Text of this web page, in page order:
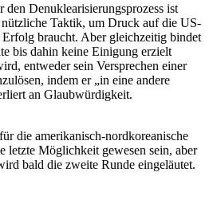
Denuklearisierungsprozess ist
Taktik, um Druck auf die US-
Erfolg braucht. Aber gleichzeitig bindet
bis dahin keine Einigung erzielt
entweder sein Versprechen einer
indem er „in eine andere
an Glaubwürdigkeit.
die amerikanisch-nordkoreanische
letzte Möglichkeit gewesen sein, aber
bald die zweite Runde eingeläutet.